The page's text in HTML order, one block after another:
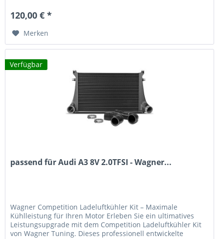
120,00 € *
Merken
Verfügbar
passend für Audi A3 8V 2.0TFSI - Wagner...
Wagner Competition Ladeluftkühler Kit – Maximale
Kühlleistung für Ihren Motor Erleben Sie ein ultimatives
Leistungsupgrade mit dem Competition Ladeluftkühler Kit
von Wagner Tuning. Dieses professionell entwickelte